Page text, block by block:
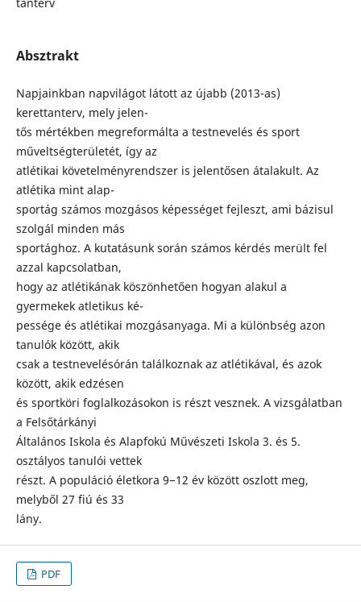
Absztrakt
Napjainkban napvilágot látott az újabb (2013-as)
kerettanterv, mely jelen-
tős mértékben megreformálta a testnevelés és sport
műveltségterületét, így az
atlétikai követelményrendszer is jelentősen átalakult. Az
atlétika mint alap-
sportág számos mozgásos képességet fejleszt, ami bázisul
szolgál minden más
sportághoz. A kutatásunk során számos kérdés merült fel
azzal kapcsolatban,
hogy az atlétikának köszönhetően hogyan alakul a
gyermekek atletikus ké-
pessége és atlétikai mozgásanyaga. Mi a különbség azon
tanulók között, akik
csak a testnevelésórán találkoznak az atlétikával, és azok
között, akik edzésen
és sportköri foglalkozásokon is részt vesznek. A vizsgálatban
a Felsőtárkányi
Általános Iskola és Alapfokú Művészeti Iskola 3. és 5.
osztályos tanulói vettek
részt. A populáció életkora 9−12 év között oszlott meg,
melyből 27 fiú és 33
lány.
PDF